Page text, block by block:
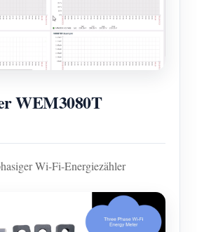
WEM3080T
Wi-Fi-Energiezähler